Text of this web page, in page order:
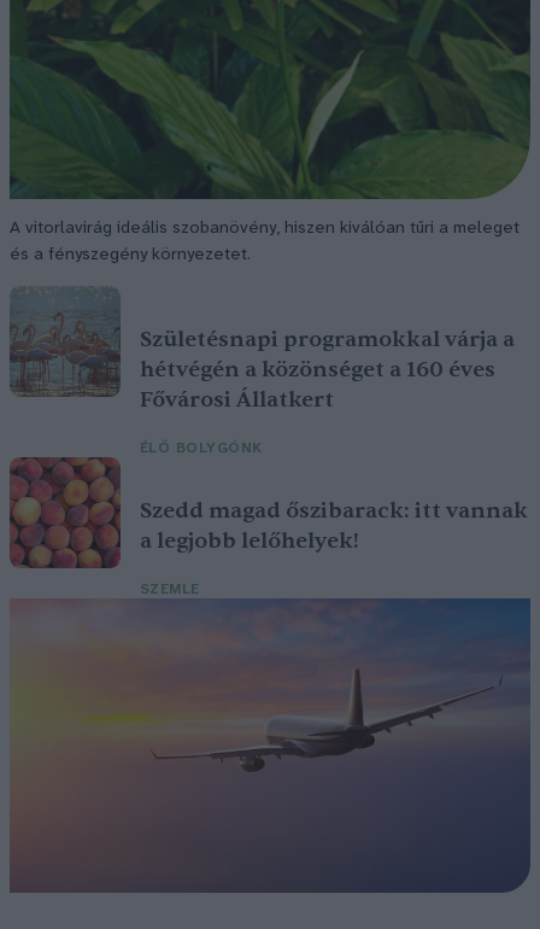
A vitorlavirág ideális szobanövény, hiszen kiválóan tűri a meleget
és a fényszegény környezetet.
Születésnapi programokkal várja a
hétvégén a közönséget a 160 éves
Fővárosi Állatkert
ÉLŐ BOLYGÓNK
Szedd magad őszibarack: itt vannak
a legjobb lelőhelyek!
SZEMLE